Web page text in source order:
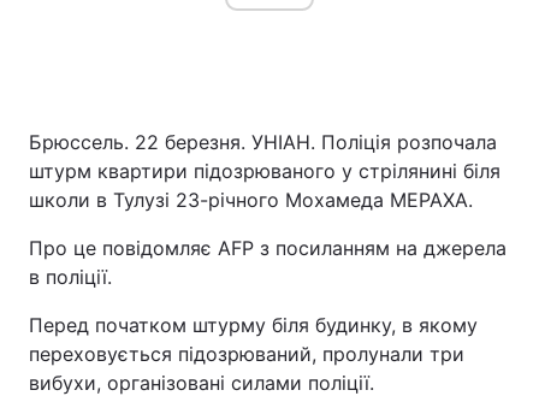
Брюссель. 22 березня. УНІАН. Поліція розпочала
штурм квартири підозрюваного у стрілянині біля
школи в Тулузі 23-річного Мохамеда МЕРАХА.
Про це повідомляє AFP з посиланням на джерела
в поліції.
Перед початком штурму біля будинку, в якому
переховується підозрюваний, пролунали три
вибухи, організовані силами поліції.